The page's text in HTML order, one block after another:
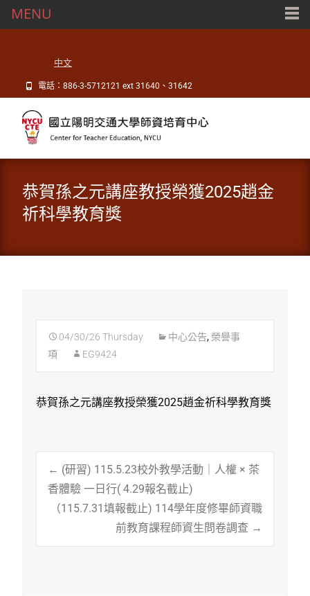
中文
電話：886-3-5712121 ext 31640、31642
恭賀孫之元講座教授榮獲2025趙金
祈科學教育獎
04/30/26 Thursday 中心公告, 榮譽事
項
EG9424
恭賀孫之元講座教授榮獲2025趙金祈科學教育獎
Post
navigation
← (研習) 115.5.23校外教學活動｜人權 × 茶
香體驗 一日行( 4.29報名截止)
（115.7.31填報截止) 114學年度修畢師資職
前教育課程師資生問卷調查 →
MENU